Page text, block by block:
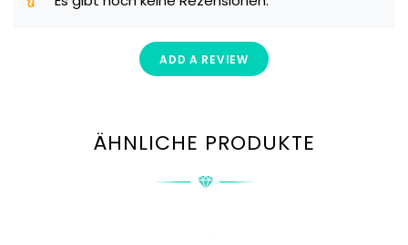
ADD A REVIEW
ÄHNLICHE PRODUKTE